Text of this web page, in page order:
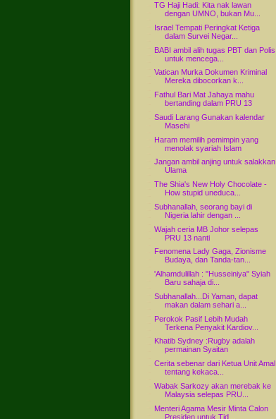
TG Haji Hadi: Kita nak lawan
dengan UMNO, bukan Mu...
Israel Tempati Peringkat Ketiga
dalam Survei Negar...
BABI ambil alih tugas PBT dan Polis
untuk mencega...
Vatican Murka Dokumen Kriminal
Mereka dibocorkan k...
Fathul Bari Mat Jahaya mahu
bertanding dalam PRU 13
Saudi Larang Gunakan kalendar
Masehi
Haram memilih pemimpin yang
menolak syariah Islam
Jangan ambil anjing untuk salakkan
Ulama
The Shia's New Holy Chocolate -
How stupid uneduca...
Subhanallah, seorang bayi di
Nigeria lahir dengan ...
Wajah ceria MB Johor selepas
PRU 13 nanti
Fenomena Lady Gaga, Zionisme
Budaya, dan Tanda-tan...
'Alhamdulillah : "Husseiniya" Syiah
Baru sahaja di...
Subhanallah...Di Yaman, dapat
makan dalam sehari a...
Perokok Pasif Lebih Mudah
Terkena Penyakit Kardiov...
Khatib Sydney :Rugby adalah
permainan Syaitan
Cerita sebenar dari Ketua Unit Amal
tentang kekaca...
Wabak Sarkozy akan merebak ke
Malaysia selepas PRU...
Menteri Agama Mesir Minta Calon
Presiden untuk Tid...